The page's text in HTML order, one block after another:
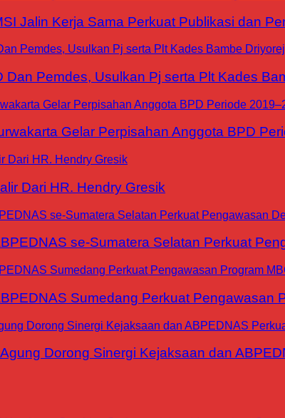
Jalin Kerja Sama Perkuat Publikasi dan
Dan Pemdes, Usulkan Pj serta Plt Kades
Gelar Perpisahan Anggota BPD
Dari HR. Hendry Gresik
se-Sumatera Selatan Perkuat
Sumedang Perkuat Pengawasan
Dorong Sinergi Kejaksaan dan